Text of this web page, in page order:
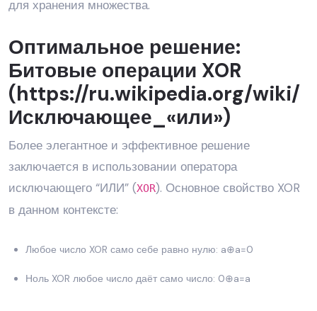
для хранения множества.
Оптимальное решение:
Битовые операции XOR
(https://ru.wikipedia.org/wiki/
Исключающее_«или»)
Более элегантное и эффективное решение
заключается в использовании оператора
исключающего “ИЛИ” (XOR). Основное свойство XOR
в данном контексте:
Любое число XOR само себе равно нулю: a⊕a=0
Ноль XOR любое число даёт само число: 0⊕a=a